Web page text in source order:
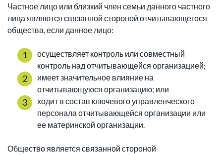
Частное лицо или близкий член семьи данного частного
лица являются связанной стороной отчитывающегося
общества, если данное лицо:
осуществляет контроль или совместный
контроль над отчитывающейся организацией;
имеет значительное влияние на
отчитывающуюся организацию; или
ходит в состав ключевого управленческого
персонала отчитывающейся организации или
ее материнской организации.
Общество является связанной стороной